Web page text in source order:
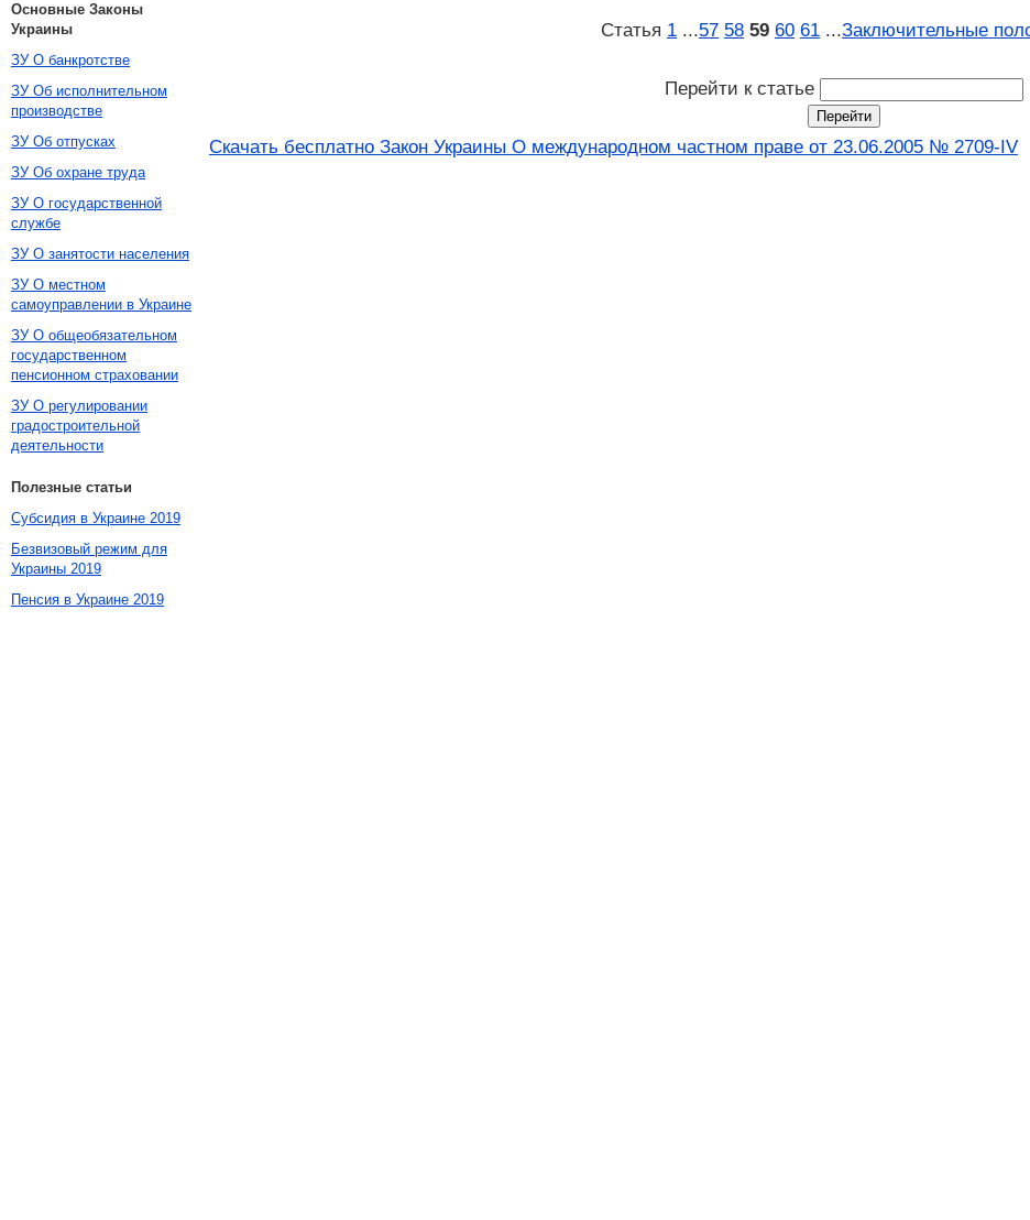
Статья 1 ...57 58 59 60 61 ...Заключительные
Перейти к статье
Скачать бесплатно Закон Украины О международном частном праве от 23.06.2005 № 2709-IV
Основные Законы
Украины
ЗУ О банкротстве
ЗУ Об исполнительном
производстве
ЗУ Об отпусках
ЗУ Об охране труда
ЗУ О государственной
службе
ЗУ О занятости населения
ЗУ О местном
самоуправлении в Украине
ЗУ О общеобязательном
государственном
пенсионном страховании
ЗУ О регулировании
градостроительной
деятельности
Полезные статьи
Субсидия в Украине 2019
Безвизовый режим для
Украины 2019
Пенсия в Украине 2019